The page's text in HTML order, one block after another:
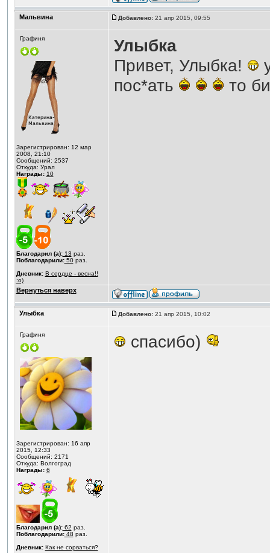
Мальвина Добавлено:21 апр 2015, 09:55
Графиня
Зарегистрирован: 12 мар
2008, 21:10
Сообщений: 2537
Откуда: Урал
Награды: 10
Благодарил (а):13 раз.
Поблагодарили:50раз.
Дневник: В сердце - весна!!
:o)
Улыбка
Привет, Улыбка!
пос*ать
то
Вернуться наверх
Улыбка Добавлено:21 апр 2015, 10:02
Графиня
Зарегистрирован: 16 апр
2015, 12:33
Сообщений: 2171
Откуда: Волгоград
Награды: 6
Благодарил (а):62 раз.
Поблагодарили:48 раз.
Дневник: Как не сорваться?
спасибо)